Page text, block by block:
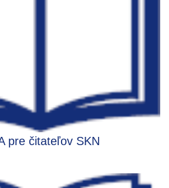
pre čitateľov SKN